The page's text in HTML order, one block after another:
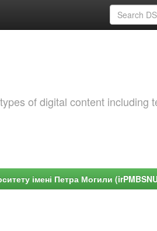
of digital content including
імені Петра Могили